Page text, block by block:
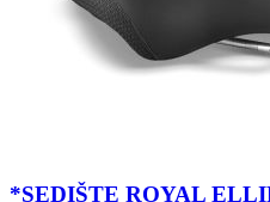
*SEDIŠTE ROYAL